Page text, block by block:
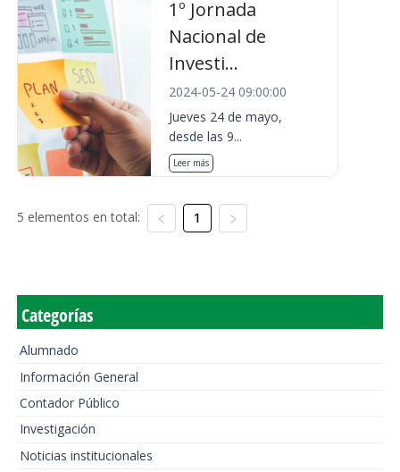
1º Jornada
Nacional de
Investi...
2024-05-24 09:00:00
Jueves 24 de mayo,
desde las 9...
Leer más
5 elementos en total: 1
Categorías
Alumnado
Información General
Contador Público
Investigación
Noticias institucionales